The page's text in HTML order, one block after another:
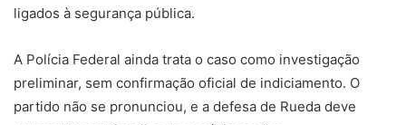
ligados à segurança pública.
A Polícia Federal ainda trata o caso como investigação
preliminar, sem confirmação oficial de indiciamento. O
partido não se pronunciou, e a defesa de Rueda deve